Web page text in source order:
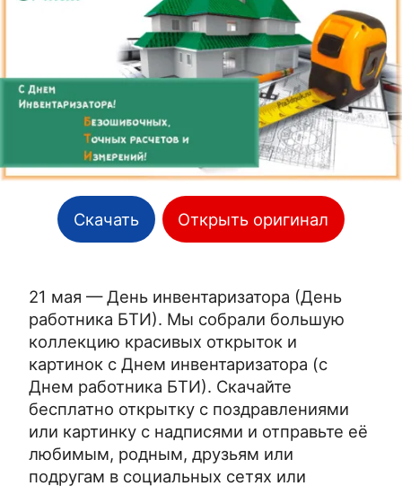
Скачать Открыть оригинал
21 мая — День инвентаризатора (День
работника БТИ). Мы собрали большую
коллекцию красивых открыток и
картинок с Днем инвентаризатора (с
Днем работника БТИ). Скачайте
бесплатно открытку с поздравлениями
или картинку с надписями и отправьте её
любимым, родным, друзьям или
подругам в социальных сетях или